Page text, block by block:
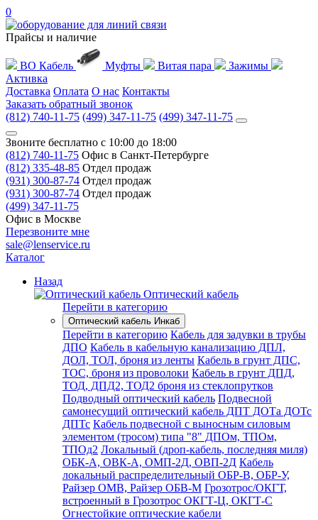
0
Прайсы и наличие
ВО Кабель Муфты Витая пара
Зажимы
Активка
Доставка Оплата О нас Контакты
Заказать обратный звонок
(812) 740-11-75 (499) 347-11-75 (499) 347-11-75
Звоните бесплатно с 10:00 до 18:00
(812) 740-11-75 Офис в Санкт-Петербурге
(812) 335-48-85 Отдел продаж
(931) 300-87-74 Отдел продаж
(931) 300-87-74 Отдел продаж
(499) 347-11-75
Офис в Москве
Перезвоните мне
sale@lenservice.ru
Каталог
Назад
Оптический кабель
Перейти в категорию
Оптический кабель Инкаб
Перейти в категорию Кабель для задувки в трубы
ДПО Кабель в кабельную канализацию ДПЛ,
ДОЛ, ТОЛ, броня из ленты Кабель в грунт ДПС,
ТОС, броня из проволоки Кабель в грунт ДПД,
ТОД, ДПД2, ТОД2 броня из стеклопрутков
Подводный оптический кабель Подвесной
самонесущий оптический кабель ДПТ ДОТа ДОТс
ДПТс Кабель подвесной с выносным силовым
элементом (тросом) типа "8" ДПОм, ТПОм,
ТПОд2 Локальный (дроп-кабель, последняя миля)
ОБК-А, ОВК-А, ОМП-2Д, ОВП-2Д Кабель
локальный распределительный ОБР-В, ОБР-У,
Райзер ОМВ, Райзер ОБВ-М Грозотрос/ОКГТ,
встроенный в Грозотрос ОКГТ-Ц, ОКГТ-С
Огнестойкие оптические кабели